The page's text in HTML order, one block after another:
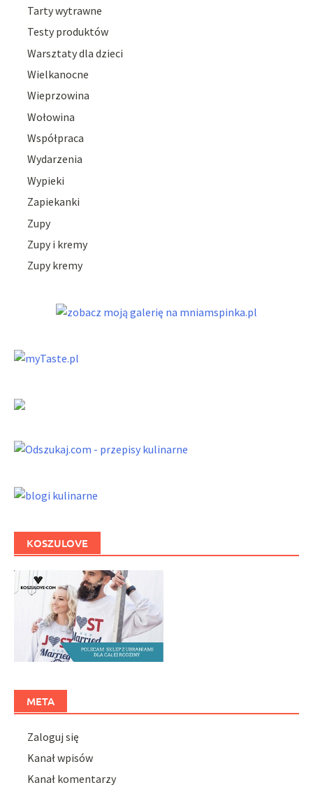
Tarty wytrawne
Testy produktów
Warsztaty dla dzieci
Wielkanocne
Wieprzowina
Wołowina
Współpraca
Wydarzenia
Wypieki
Zapiekanki
Zupy
Zupy i kremy
Zupy kremy
KOSZULOVE
META
Zaloguj się
Kanał wpisów
Kanał komentarzy